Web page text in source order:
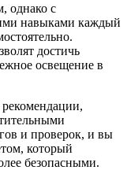
однако с
навыками каждый
достичь
освещение в
и проверок, и вы
который
безопасными.